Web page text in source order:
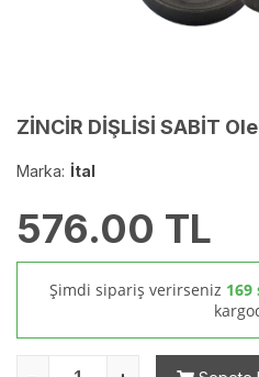
ZİNCİR DİŞLİSİ SABİT
Marka: İtal
576.00 TL
Şimdi sipariş verirseniz 169